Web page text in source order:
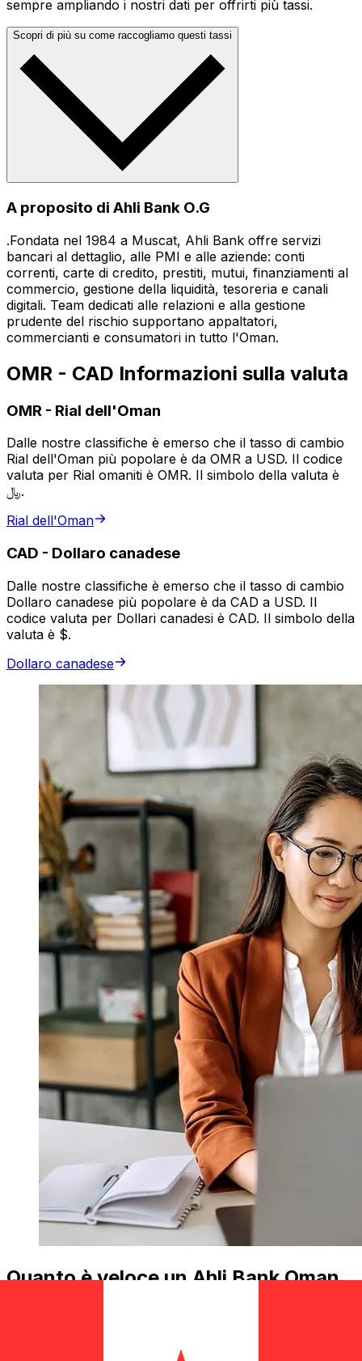
sempre ampliando i nostri dati per offrirti più tassi.
Scopri di più su come raccogliamo questi tassi
A proposito di Ahli Bank O.G
.Fondata nel 1984 a Muscat, Ahli Bank offre servizi
bancari al dettaglio, alle PMI e alle aziende: conti
correnti, carte di credito, prestiti, mutui, finanziamenti al
commercio, gestione della liquidità, tesoreria e canali
digitali. Team dedicati alle relazioni e alla gestione
prudente del rischio supportano appaltatori,
commercianti e consumatori in tutto l'Oman.
OMR - CAD Informazioni sulla valuta
OMR - Rial dell'Oman
Dalle nostre classifiche è emerso che il tasso di cambio
Rial dell'Oman più popolare è da OMR a USD. Il codice
valuta per Rial omaniti è OMR. Il simbolo della valuta è
﷼.
Rial dell'Oman
CAD - Dollaro canadese
Dalle nostre classifiche è emerso che il tasso di cambio
Dollaro canadese più popolare è da CAD a USD. Il
codice valuta per Dollari canadesi è CAD. Il simbolo della
valuta è $.
Dollaro canadese
Quanto è veloce un Ahli Bank Oman
Ahli Bank Oman da Oman a Canada variano in base al